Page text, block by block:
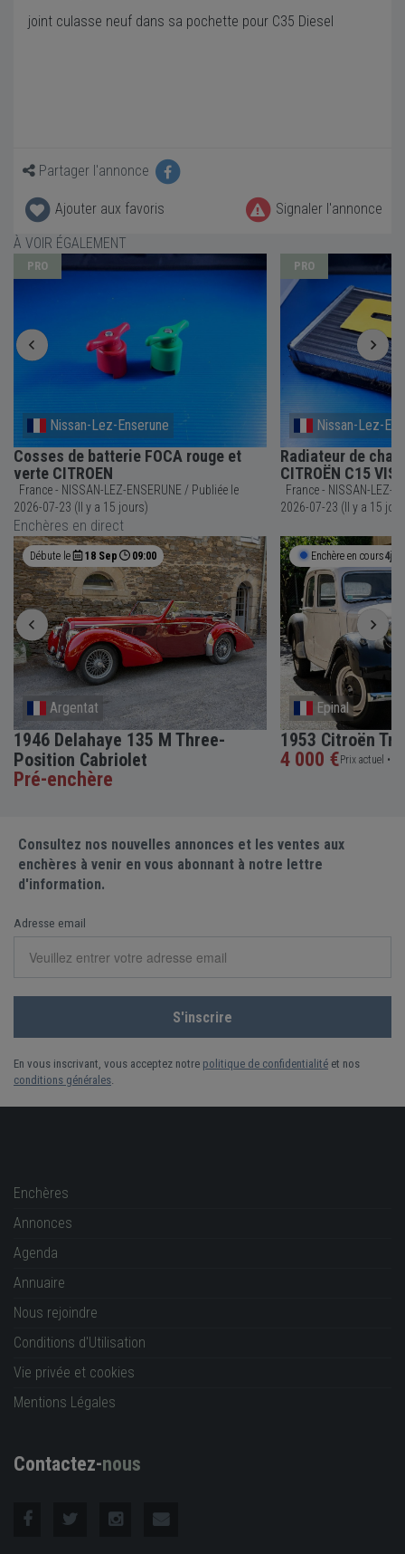
joint culasse neuf dans sa pochette pour C35 Diesel
Partager l'annonce
Ajouter aux favoris
Signaler l'annonce
À VOIR ÉGALEMENT
PRO
Nissan-Lez-Enserune
Cosses de batterie FOCA rouge et
verte CITROEN
France - NISSAN-LEZ-ENSERUNE / Publiée le
2026-07-23 (Il y a 15 jours)
PRO
Nissan-Lez-
Radiateur de
CITROËN C15
France - NISSAN-LEZ-
2026-07-23 (Il y a 15
Enchères en direct
Débute le 18 Sep 09:00
Argentat
1946 Delahaye 135 M Three-
Position Cabriolet
Pré-enchère
Enchère en cours4j
Epinal
1953 Citroën
4 000 €Prix actuel •
Consultez nos nouvelles annonces et les ventes aux
enchères à venir en vous abonnant à notre lettre
d'information.
Adresse email
En vous inscrivant, vous acceptez notre politique de confidentialité et nos
conditions générales
Enchères
Annonces
Agenda
Annuaire
Nous rejoindre
Conditions d'Utilisation
Vie privée et cookies
Mentions Légales
Contactez-nous